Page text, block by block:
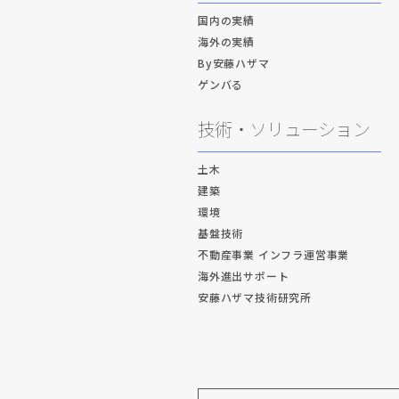
国内の実績
海外の実績
By安藤ハザマ
ゲンバる
技術・ソリューション
土木
建築
環境
基盤技術
不動産事業 インフラ運営事業
海外進出サポート
安藤ハザマ技術研究所